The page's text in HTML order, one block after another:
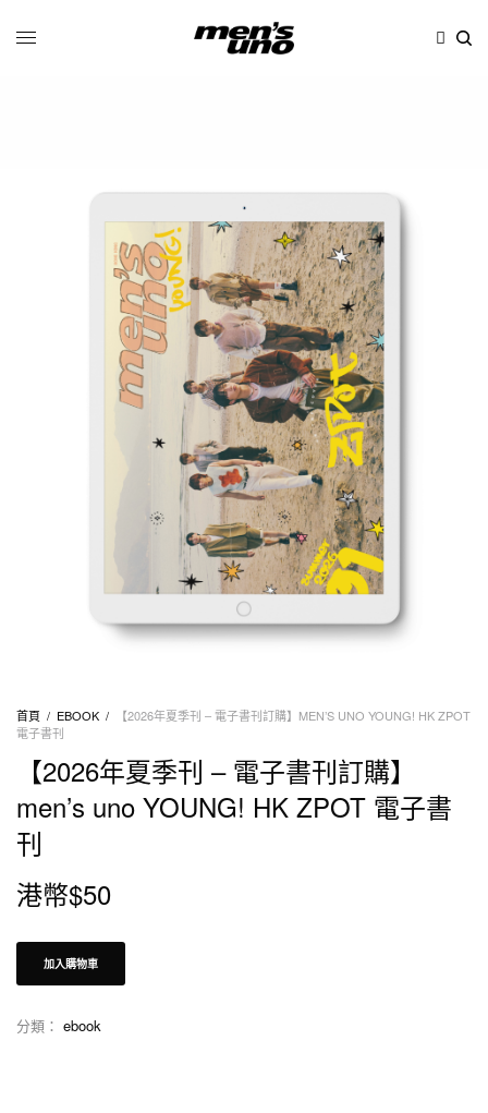
首頁 / EBOOK /
【2026年夏季刊 – 電子書刊訂購】MEN’S UNO YOUNG! HK ZPOT
電子書刊
【2026年夏季刊 – 電子書刊訂購】
men’s uno YOUNG! HK ZPOT 電子書
刊
港幣$50
加入購物車
分類： ebook